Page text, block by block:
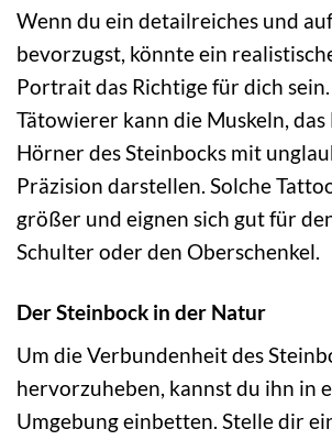
Wenn du ein detailreiches und
bevorzugst, könnte ein
Portrait das Richtige für dich
Tätowierer kann die Muskeln, das
Hörner des Steinbocks mit
Präzision darstellen. Solche
größer und eignen sich gut für
Schulter oder den Oberschenkel.
Der Steinbock in der Natur
Um die Verbundenheit des
hervorzuheben, kannst du ihn in
Umgebung einbetten. Stelle dir